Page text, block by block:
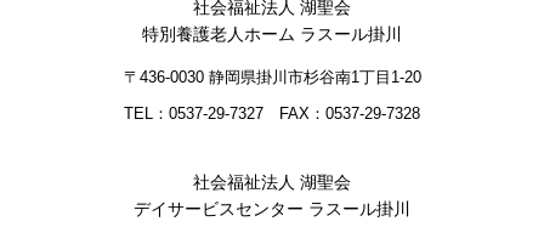
社会福祉法人 湖聖会
特別養護老人ホーム ラスール掛川
〒436-0030 静岡県掛川市杉谷南1丁目1-20
TEL：0537-29-7327 FAX：0537-29-7328
社会福祉法人 湖聖会
デイサービスセンター ラスール掛川